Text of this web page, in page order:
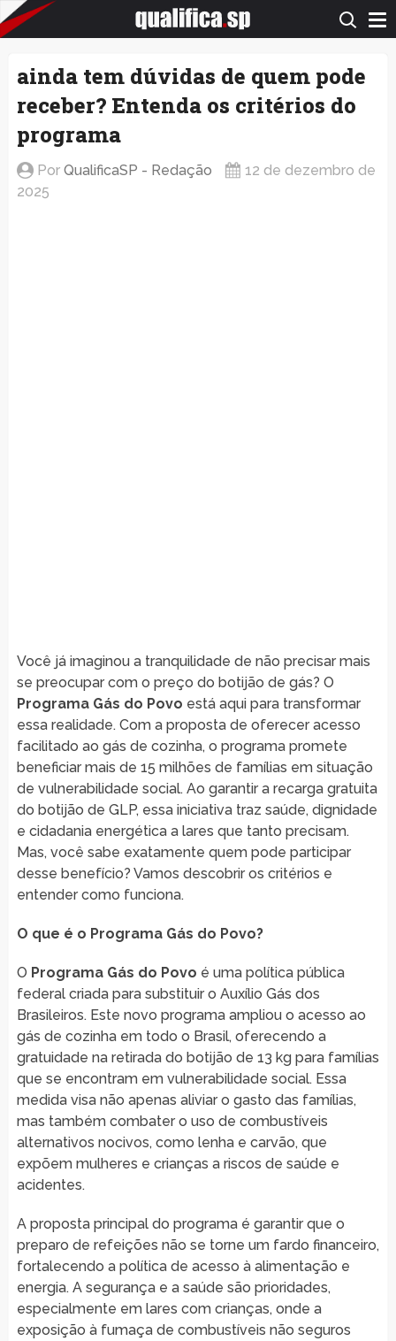
QualificaSP.com
ainda tem dúvidas de quem pode
receber? Entenda os critérios do
programa
Por QualificaSP - Redação
12 de dezembro de
2025
Você já imaginou a tranquilidade de não precisar mais
se preocupar com o preço do botijão de gás? O
Programa Gás do Povo está aqui para transformar
essa realidade. Com a proposta de oferecer acesso
facilitado ao gás de cozinha, o programa promete
beneficiar mais de 15 milhões de famílias em situação
de vulnerabilidade social. Ao garantir a recarga gratuita
do botijão de GLP, essa iniciativa traz saúde, dignidade
e cidadania energética a lares que tanto precisam.
Mas, você sabe exatamente quem pode participar
desse benefício? Vamos descobrir os critérios e
entender como funciona.
O que é o Programa Gás do Povo?
O Programa Gás do Povo é uma política pública
federal criada para substituir o Auxílio Gás dos
Brasileiros. Este novo programa ampliou o acesso ao
gás de cozinha em todo o Brasil, oferecendo a
gratuidade na retirada do botijão de 13 kg para famílias
que se encontram em vulnerabilidade social. Essa
medida visa não apenas aliviar o gasto das famílias,
mas também combater o uso de combustíveis
alternativos nocivos, como lenha e carvão, que
expõem mulheres e crianças a riscos de saúde e
acidentes.
A proposta principal do programa é garantir que o
preparo de refeições não se torne um fardo financeiro,
fortalecendo a política de acesso à alimentação e
energia. A segurança e a saúde são prioridades,
especialmente em lares com crianças, onde a
exposição à fumaça de combustíveis não seguros